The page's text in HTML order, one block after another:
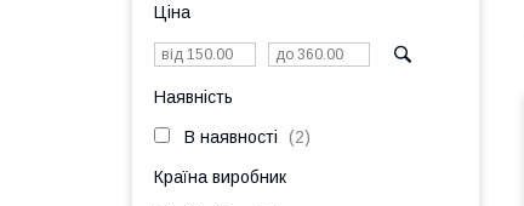
Ціна
Наявність
В наявності 2
Країна виробник